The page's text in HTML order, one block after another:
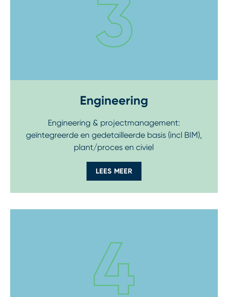
Engineering
Engineering & projectmanagement:
geïntegreerde en gedetailleerde basis (incl BIM),
plant/proces en civiel
LEES MEER